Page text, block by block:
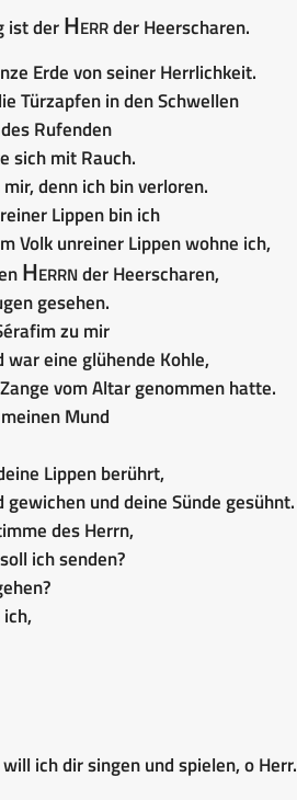
ist derHerrder Heerscharen.
Erde von seiner Herrlichkeit.
Türzapfen in den Schwellen
Rufenden
sich mit Rauch.
denn ich bin verloren.
Lippen bin ich
Volk unreiner Lippen wohne ich,
Herrnder Heerscharen,
gesehen.
zu mir
war eine glühende Kohle,
vom Altar genommen hatte.
Mund
Lippen berührt,
gewichen und deine Sünde gesühnt.
des Herrn,
ich senden?
ich dir singen und spielen, o Herr.